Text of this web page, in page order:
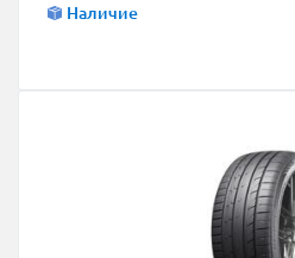
Наличие